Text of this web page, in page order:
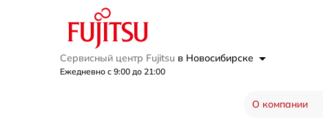
Сервисный центр Fujitsu в Новосибирске
Ежедневно с 9:00 до 21:00
О компании